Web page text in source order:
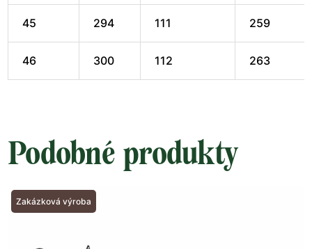
45 294 111 259
46 300 112 263
Podobné produkty
Zakázková výroba